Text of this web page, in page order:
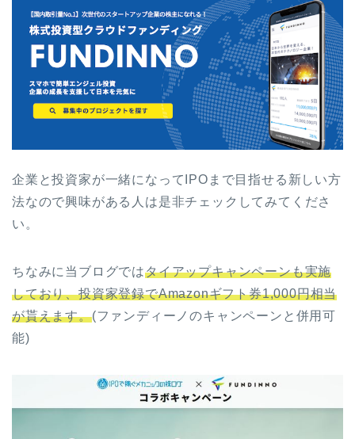
企業と投資家が一緒になってIPOまで目指せる新しい方
法なので興味がある人は是非チェックしてみてくださ
い。
ちなみに当ブログではタイアップキャンペーンも実施
しており、投資家登録でAmazonギフト券1,000円相当
が貰えます。(ファンディーノのキャンペーンと併用可
能)